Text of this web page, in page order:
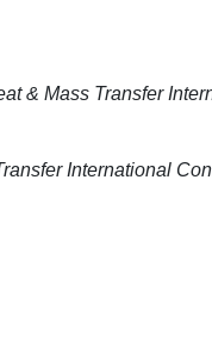
& Mass Transfer
International